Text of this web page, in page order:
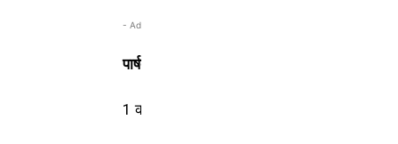
- Advertisement -
पार्षद पद के विजेता
1 कमलेश जायसवाल (कांग्रेस)